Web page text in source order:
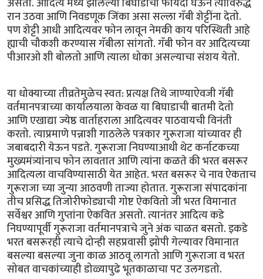
रान उठवा आणि निवडणूक जिंका असा सल्ला गॅबी शेट्टींना देतो.
पण शेट्टी आधी आदित्यवर फोन लावून नेमकी काय परिस्थिती आहे
ह्याची चौकशी करण्यास गॅबीला सांगतो. गॅबी फोन वर आदित्यच्या
पीआरओ शी बोलतो आणि त्याला धोका असल्याचा संशय येतो.
या धोक्याच्या तीव्रतेमुळेच स्वत: प्रत्यक्ष तिथे जाण्याऐवजी गॅबी
वर्तमानपत्राच्या कार्यालयाला केवळ या बिघाडाची बातमी देतो
आणि एखाद्या ज्येष्ठ वार्ताहराला आदित्यवर पाठवायची विनंती
करतो. त्याप्रमाणे पन्नाशी गाठलेले पत्रकार गुरूराजा यांच्यावर ही
जबाबदारी येऊन पडते. गुरूराजा निघण्याआधी थेट कर्नाटकच्या
मुख्यमंत्र्यांनाच फोन लावतात आणि त्यांना कळते की भरत बसरूर
आदित्यला वाचविण्यासाठी येत आहेत. भरत बसरूर चे नाव ऐकताच
गुरूराजा च्या जुन्या आठवणी ताज्या होतात. गुरूराजा संपादकांना
तीच प्रसिद्ध तिजोरीफोड्याची गोष्ट ऐकवितो जी भरत विमानात
सर्वेश्वर आणि गुप्तांना ऐकवित असतो. त्यानंतर आदित्य कडे
निघण्यापूर्वी गुरूराजा वर्तमानपत्राचे जुने अंक चाळत बसतो. इकडे
भरत बसरूरही त्याचे दोन्ही सहप्रवासी झोपी गेल्यावर विमानात
बसल्या बसल्या जुना काळ आठवू लागतो आणि गुरूराजा व भरत
सोबत वाचकांच्याही डोळ्यापुढे भूतकाळाचा पट उलगडतो.